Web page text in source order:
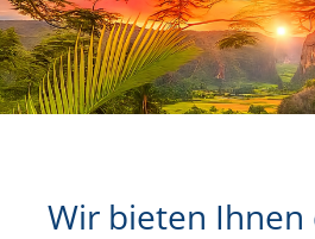
Wir bieten Ihnen